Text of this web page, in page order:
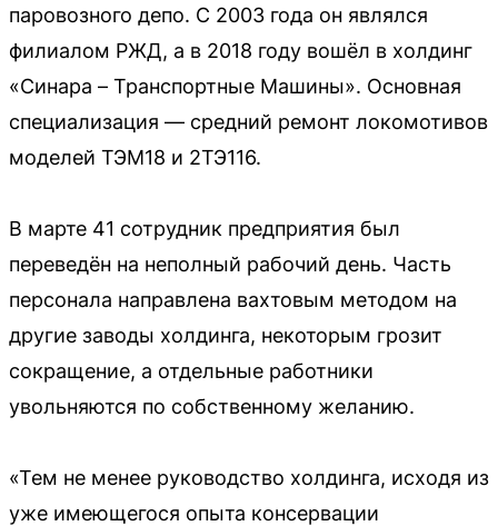
паровозного депо. С 2003 года он являлся
филиалом РЖД, а в 2018 году вошёл в холдинг
«Синара – Транспортные Машины». Основная
специализация — средний ремонт локомотивов
моделей ТЭМ18 и 2ТЭ116.
В марте 41 сотрудник предприятия был
переведён на неполный рабочий день. Часть
персонала направлена вахтовым методом на
другие заводы холдинга, некоторым грозит
сокращение, а отдельные работники
увольняются по собственному желанию.
«Тем не менее руководство холдинга, исходя из
уже имеющегося опыта консервации